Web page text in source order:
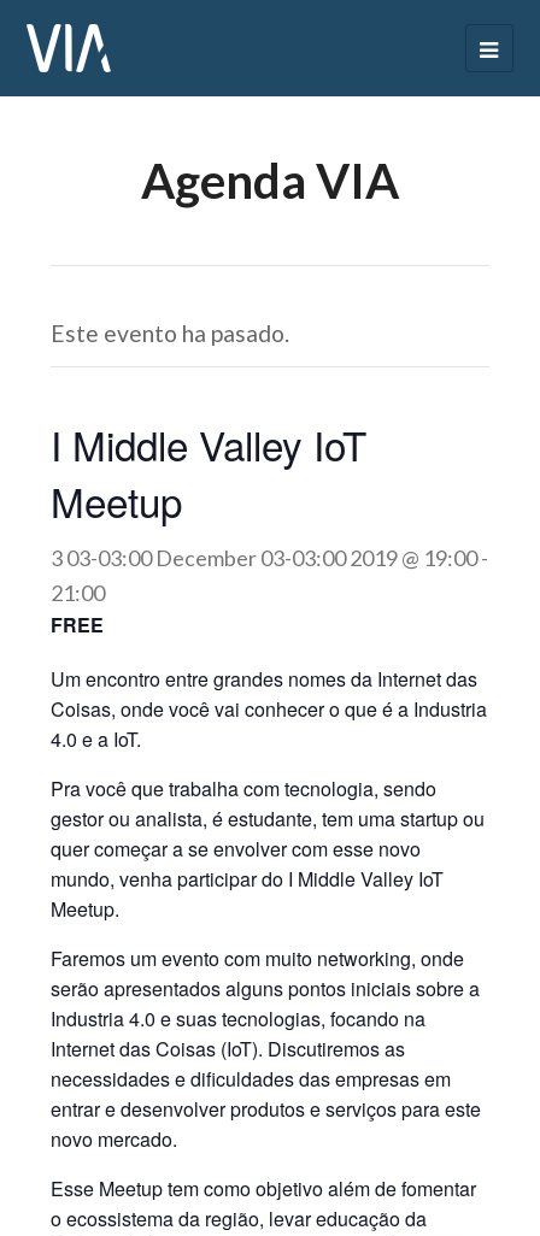
Agenda VIA
Este evento ha pasado.
I Middle Valley IoT
Meetup
3 03-03:00 December 03-03:00 2019 @ 19:00-
21:00
FREE
Um encontro entre grandes nomes da Internet das
Coisas, onde você vai conhecer o que é a Industria
4.0 e a IoT.
Pra você que trabalha com tecnologia, sendo
gestor ou analista, é estudante, tem uma startup ou
quer começar a se envolver com esse novo
mundo, venha participar do I Middle Valley IoT
Meetup.
Faremos um evento com muito networking, onde
serão apresentados alguns pontos iniciais sobre a
Industria 4.0 e suas tecnologias, focando na
Internet das Coisas (IoT). Discutiremos as
necessidades e dificuldades das empresas em
entrar e desenvolver produtos e serviços para este
novo mercado.
Esse Meetup tem como objetivo além de fomentar
o ecossistema da região, levar educação da